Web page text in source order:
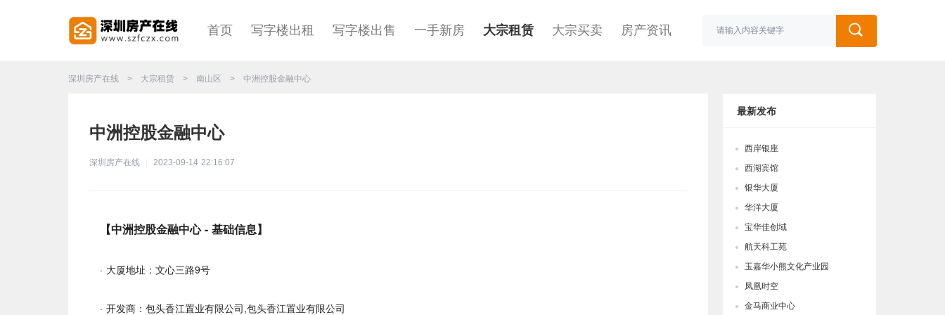
首页 写字楼出租 写字楼出售 一手新房 大宗租赁 大宗买卖 房产资讯
深圳房产在线 > 大宗租赁 > 南山区 > 中洲控股金融中心
中洲控股金融中心
深圳房产在线 2023-09-14 22:16:07
【中洲控股金融中心 - 基础信息】
· 大厦地址：文心三路9号
· 开发商：包头香江置业有限公司,包头香江置业有限公司
最新发布
西岸银座
西湖宾馆
银华大厦
华洋大厦
宝华佳创域
航天科工苑
玉嘉华小熊文化产业园
凤凰时空
金马商业中心